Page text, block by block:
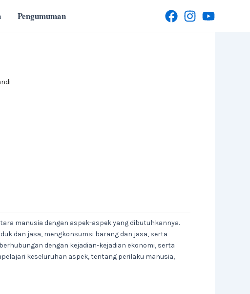
Pengumuman
manusia dengan aspek-aspek yang dibutuhkannya.
dan jasa, mengkonsumsi barang dan jasa, serta
dengan kejadian-kejadian ekonomi, serta
keseluruhan aspek, tentang perilaku manusia,